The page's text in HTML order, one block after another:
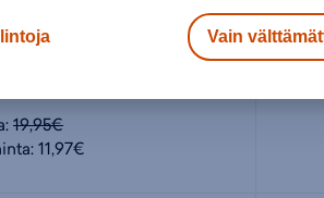
Reforce Harry Potter 900ml - teräksinen juomapullo
19,95€
11,97€
Vain